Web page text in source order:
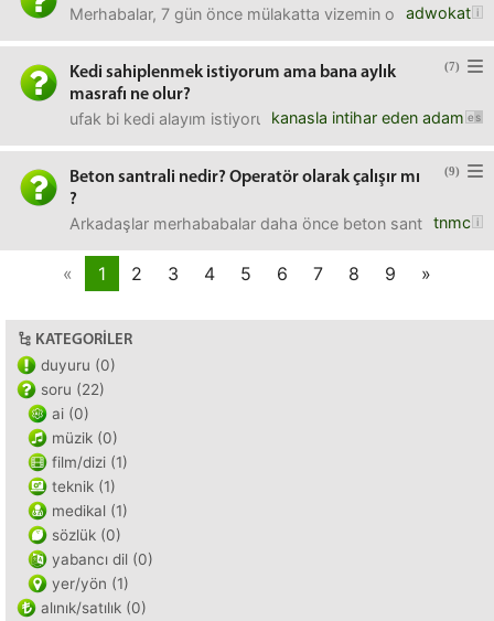
adwokat
Merhabalar, 7 gün önce mülakatta vizemin onaylandığı
(7)
Kedi sahiplenmek istiyorum ama bana aylık
masrafı ne olur?
kanasla intihar eden adam
ufak bi kedi alayım istiyorum eve ama bana aylık
(9)
Beton santrali nedir? Operatör olarak çalışır mı
?
tnmc
Arkadaşlar merhababalar daha önce beton santrali
« 1 2 3 4 5 6 7 8 9 »
KATEGORILER
duyuru (0)
soru (22)
ai (0)
müzik (0)
film/dizi (1)
teknik (1)
medikal (1)
sözlük (0)
yabancı dil (0)
yer/yön (1)
alınık/satılık (0)